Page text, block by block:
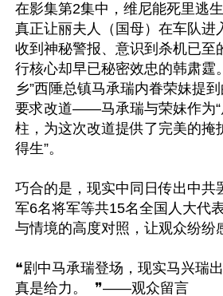
在影集第2集中，维尼能死里逃
真正让丽夫人（国母）在车队进
收到神秘警报、意识到杀机已至
行核心却早已秘密效忠的韩肃霆
乡”西陲总镇马承瑞内眷荣妹提
要求改道——马承瑞与荣妹作为“
柱，为这次改道提供了完美的掩
得生”。
巧合的是，现实中同日传出中共
军6名将军等共15名全国人大代
与情境的高度对照，让观众纷纷
❝剧中马承瑞登场，现实马兴瑞
真是给力。  ❞——观众留言